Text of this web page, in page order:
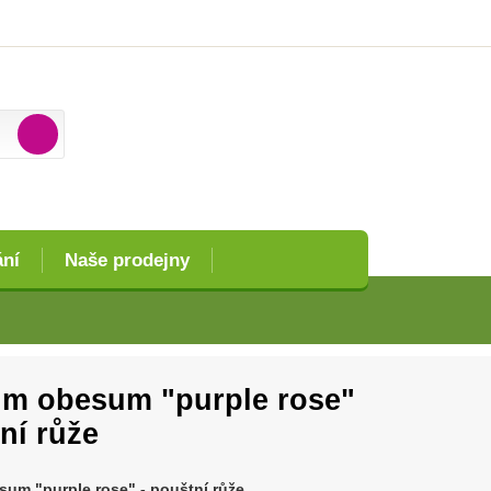
Naše prodejny
obesum "purple rose"
růže